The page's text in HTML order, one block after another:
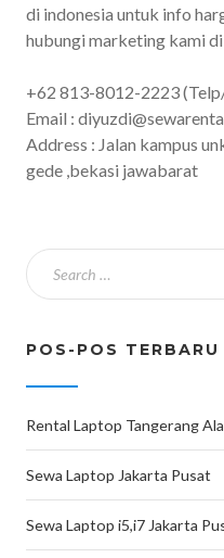
di indonesia untuk info
hubungi marketing kami
+62 813-8012-2223
Email :
Address : Jalan kampus
gede ,bekasi jawabarat
POS-POS TERBARU
Rental Laptop Tangerang
Sewa Laptop Jakarta Pusat
Sewa Laptop i5,i7 Jakarta